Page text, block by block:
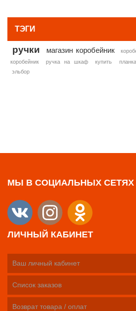
ТЭГИ
ручки магазин коробейник
коробейник
ручка на шкаф купить
эльбор
МЫ В СОЦИАЛЬНЫХ СЕТЯХ
ЛИЧНЫЙ КАБИНЕТ
Ваш личный кабинет
Список заказов
Возврат товара / оплат